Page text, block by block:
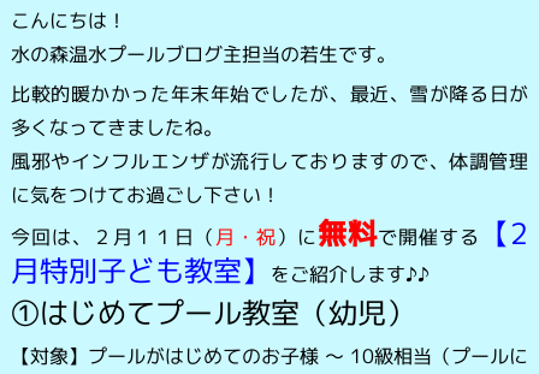
こんにちは！
水の森温水プールブログ主担当の若生です。
比較的暖かかった年末年始でしたが、最近、雪が降る日が
多くなってきましたね。
風邪やインフルエンザが流行しておりますので、体調管理
に気をつけてお過ごし下さい！
今回は、２月１１日（月・祝）に無料で開催する 【2
月特別子ども教室】 をご紹介します♪♪
①はじめてプール教室（幼児）
【対象】プールがはじめてのお子様 ～ 10級相当（プールに